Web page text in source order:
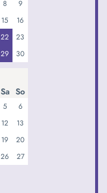
8
9
15
16
22
23
29
30
Sa So
5
6
12
13
19
20
26
27